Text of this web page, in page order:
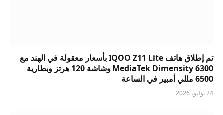
تم إطلاق هاتف IQOO Z11 Lite بأسعار معقولة في الهند مع
MediaTek Dimensity 6300 وشاشة 120 هرتز وبطارية
6500 مللي أمبير في الساعة
24 يوليو، 2026